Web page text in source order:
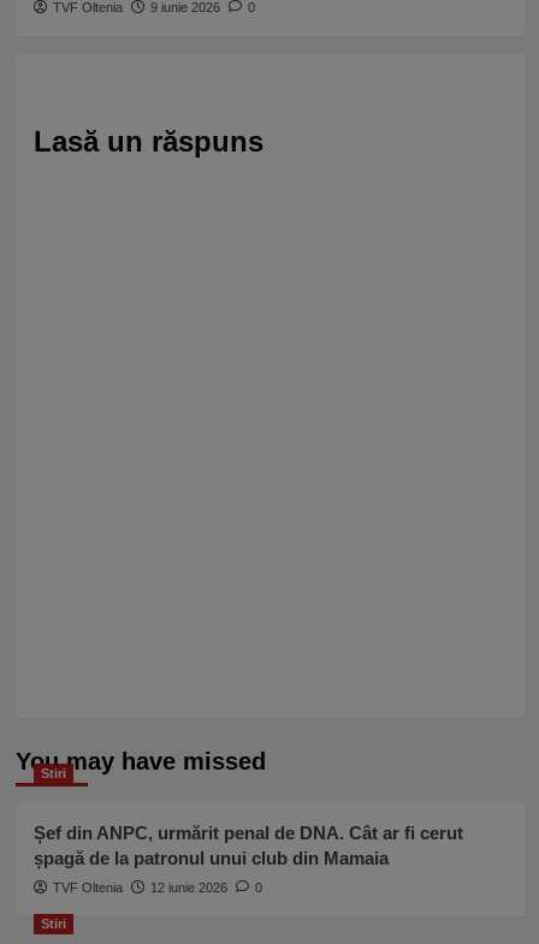
TVF Oltenia 9 iunie 2026 0
Lasă un răspuns
You may have missed
Stiri
Șef din ANPC, urmărit penal de DNA. Cât ar fi cerut
șpagă de la patronul unui club din Mamaia
TVF Oltenia 12 iunie 2026 0
Stiri